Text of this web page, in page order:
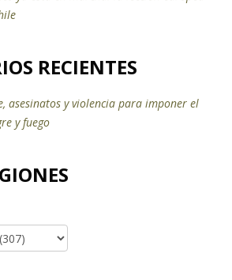
RECIENTES
asesinatos y violencia para imponer el
y fuego